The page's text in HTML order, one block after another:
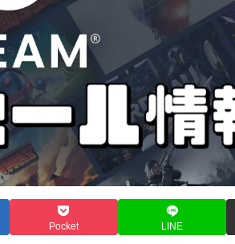
Pocket LINE